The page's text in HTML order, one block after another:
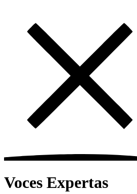
Voces Expertas